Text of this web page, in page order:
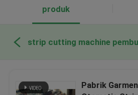
produk
strip cutting machine
Pabrik